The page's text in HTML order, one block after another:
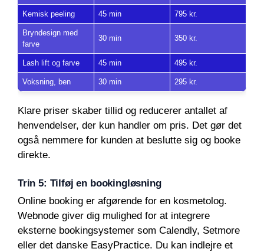
Kemisk peeling 45 min 795 kr.
Bryndesign med
farve
30 min 350 kr.
Lash lift og farve 45 min 495 kr.
Voksning, ben 30 min 295 kr.
Klare priser skaber tillid og reducerer antallet af
henvendelser, der kun handler om pris. Det gør det
også nemmere for kunden at beslutte sig og booke
direkte.
Trin 5: Tilføj en bookingløsning
Online booking er afgørende for en kosmetolog.
Webnode giver dig mulighed for at integrere
eksterne bookingsystemer som Calendly, Setmore
eller det danske EasyPractice. Du kan indlejre et